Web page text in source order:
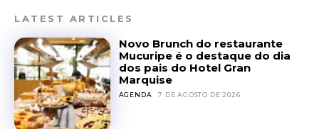
LATEST ARTICLES
Novo Brunch do restaurante
Mucuripe é o destaque do dia
dos pais do Hotel Gran
Marquise
AGENDA 7 DE AGOSTO DE 2026